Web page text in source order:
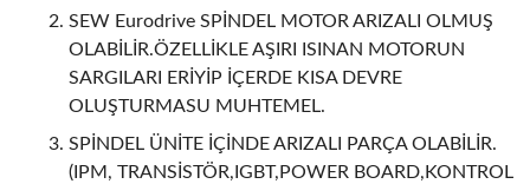
SEW Eurodrive SPİNDEL MOTOR ARIZALI OLMUŞ
OLABİLİR.ÖZELLİKLE AŞIRI ISINAN MOTORUN
SARGILARI ERİYİP İÇERDE KISA DEVRE
OLUŞTURMASU MUHTEMEL.
SPİNDEL ÜNİTE İÇİNDE ARIZALI PARÇA OLABİLİR.
(IPM, TRANSİSTÖR,IGBT,POWER BOARD,KONTROL